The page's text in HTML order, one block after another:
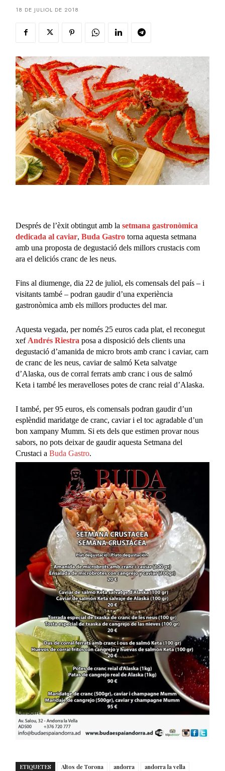
18 DE JULIOL DE 2018
Després de l’èxit obtingut amb lasetmana gastronòmica
dedicada al caviar,Buda Gastro torna aquesta setmana
amb una proposta de degustació dels millors crustacis com
ara el deliciós cranc de les neus.
Fins al diumenge, dia 22 de juliol, els comensals del país – i
visitants també – podran gaudir d’una experiència
gastronòmica amb els millors productes del mar.
Aquesta vegada, per només 25 euros cada plat, el reconegut
xef Andrés Riestra posa a disposició dels clients una
degustació d’amanida de micro brots amb cranc i caviar, carn
de cranc de les neus, caviar de salmó Keta salvatge
d’Alaska, ous de corral ferrats amb cranc i ous de salmó
Keta i també les meravelloses potes de cranc reial d’Alaska.
I també, per 95 euros, els comensals podran gaudir d’un
esplèndid maridatge de cranc, caviar i el toc agradable d’un
bon xampany Mumm. Si ets dels que estimen provar nous
sabors, no pots deixar de gaudir aquesta Setmana del
Crustaci aBuda Gastro.
ETIQUETES Altos de Torona andorra
andorra la vella